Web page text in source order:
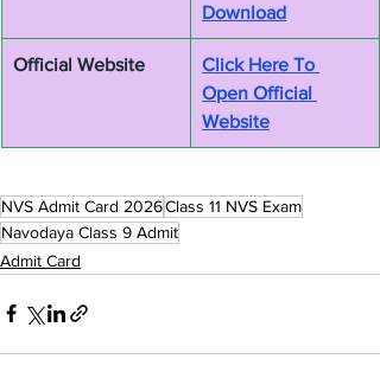
Download
Official Website
Click Here To
Open Official
Website
NVS Admit Card 2026Class 11 NVS Exam
Navodaya Class 9 Admit
Admit Card